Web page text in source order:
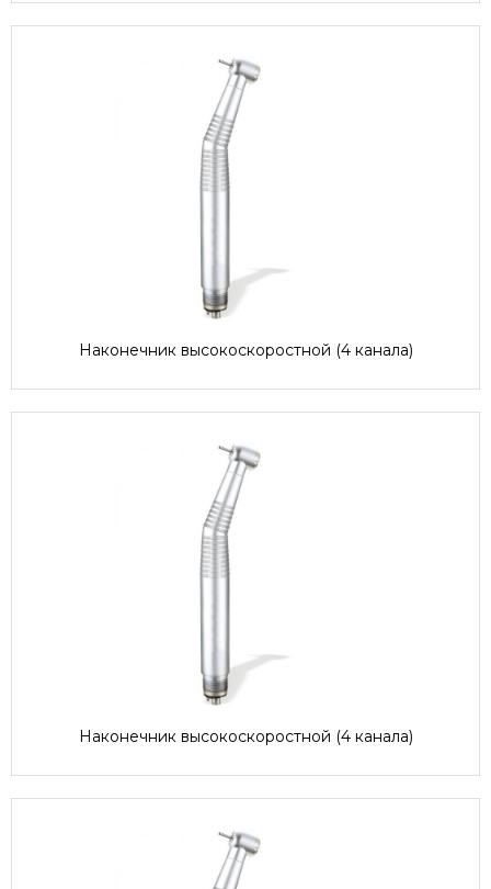
Наконечник высокоскоростной (4 канала)
Наконечник высокоскоростной (4 канала)